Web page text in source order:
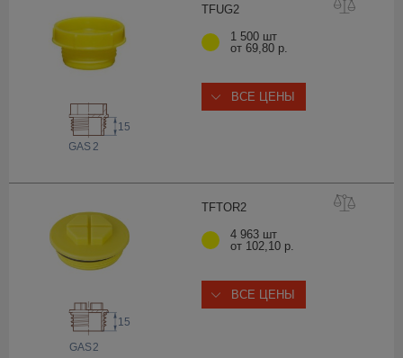
TFUG2
15
GAS 2
1 500 шт
от 69,80 р.
ВСЕ ЦЕНЫ
TFTOR2
GAS 2
15
4 963 шт
от 102,10 р.
ВСЕ ЦЕНЫ